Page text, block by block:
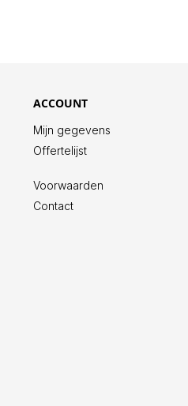
ACCOUNT
Mijn gegevens
Offertelijst
Voorwaarden
Contact